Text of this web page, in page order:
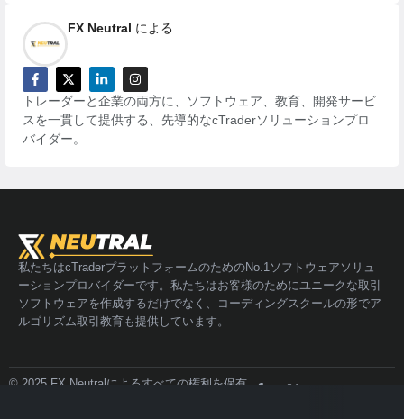
FX Neutral による
トレーダーと企業の両方に、ソフトウェア、教育、開発サービ
スを一貫して提供する、先導的なcTraderソリューションプロ
バイダー。
私たちはcTraderプラットフォームのためのNo.1ソフトウェアソリュ
ーションプロバイダーです。私たちはお客様のためにユニークな取引
ソフトウェアを作成するだけでなく、コーディングスクールの形でア
ルゴリズム取引教育も提供しています。
© 2025 FX Neutralによるすべての権利を保有